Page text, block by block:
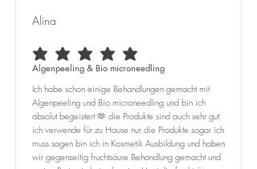
Alina
average rating is 5 out of 5
Algenpeeling & Bio microneedling
Ich habe schon einige Behandlungen gemacht mit
Algenpeeling und Bio microneedling und bin ich
absolut begeistert 🫶 die Produkte sind auch sehr gut
ich verwende für zu Hause nur die Produkte sogar ich
muss sagen bin ich in Kosmetik Ausbildung und haben
wir gegenseitig fruchtsäure Behandlung gemacht und